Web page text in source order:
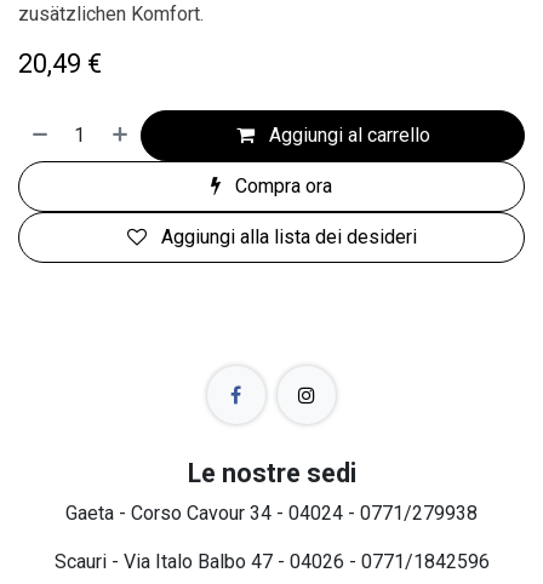
zusätzlichen Komfort.
20,49 €
Aggiungi al carrello
Compra ora
Aggiungi alla lista dei desideri
Le nostre sedi
Gaeta - Corso Cavour 34 - 04024 - 0771/279938
Scauri - Via Italo Balbo 47 - 04026 - 0771/1842596